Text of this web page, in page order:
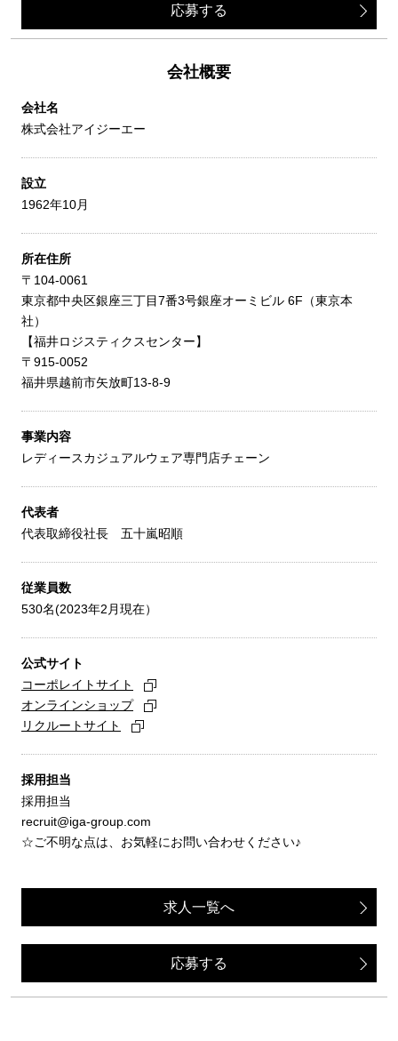
応募する
会社概要
会社名
株式会社アイジーエー
設立
1962年10月
所在住所
〒104-0061
東京都中央区銀座三丁目7番3号銀座オーミビル 6F（東京本
社）
【福井ロジスティクスセンター】
〒915-0052
福井県越前市矢放町13-8-9
事業内容
レディースカジュアルウェア専門店チェーン
代表者
代表取締役社長 五十嵐昭順
従業員数
530名(2023年2月現在）
公式サイト
コーポレイトサイト
オンラインショップ
リクルートサイト
採用担当
採用担当
recruit@iga-group.com
☆ご不明な点は、お気軽にお問い合わせください♪
求人一覧へ
応募する